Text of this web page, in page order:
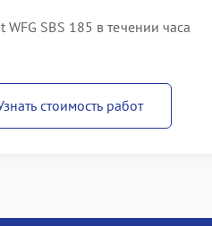
SBS 185 в течении часа
стоимость работ